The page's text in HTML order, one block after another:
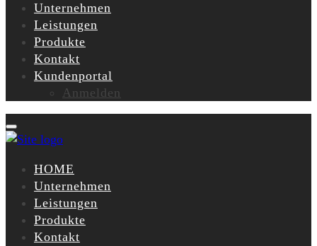
Unternehmen
Leistungen
Produkte
Kontakt
Kundenportal
Anmelden
HOME
Unternehmen
Leistungen
Produkte
Kontakt